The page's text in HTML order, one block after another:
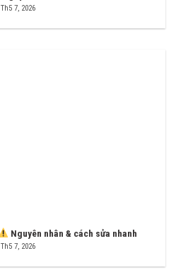
Th5 7, 2026
Nguyên nhân & cách sửa nhanh
Th5 7, 2026